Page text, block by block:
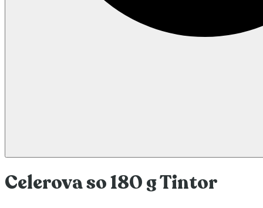
Celerova so 180 g Tintor